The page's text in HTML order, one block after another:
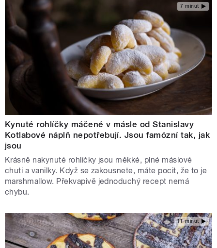
7 minut
Kynuté rohlíčky máčené v másle od Stanislavy
Kotlabové náplň nepotřebují. Jsou famózní tak, jak
jsou
Krásně nakynuté rohlíčky jsou měkké, plné máslové
chuti a vanilky. Když se zakousnete, máte pocit, že to je
marshmallow. Překvapivě jednoduchý recept nemá
chybu.
11 minut